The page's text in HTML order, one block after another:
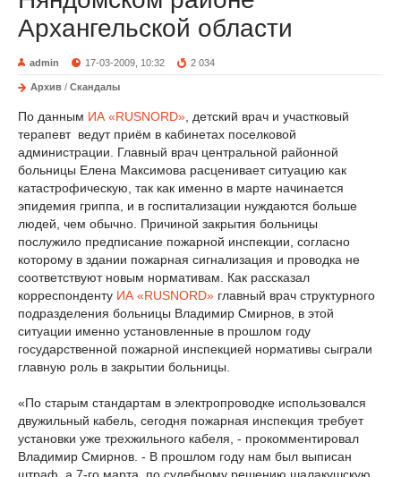
Архангельской области
admin 17-03-2009, 10:32 2 034
Архив / Скандалы
По данным ИА «RUSNORD» , детский врач и участковый
терапевт ведут приём в кабинетах поселковой
администрации. Главный врач центральной районной
больницы Елена Максимова расценивает ситуацию как
катастрофическую, так как именно в марте начинается
эпидемия гриппа, и в госпитализации нуждаются больше
людей, чем обычно. Причиной закрытия больницы
послужило предписание пожарной инспекции, согласно
которому в здании пожарная сигнализация и проводка не
соответствуют новым нормативам. Как рассказал
корреспонденту ИА «RUSNORD» главный врач структурного
подразделения больницы Владимир Смирнов, в этой
ситуации именно установленные в прошлом году
государственной пожарной инспекцией нормативы сыграли
главную роль в закрытии больницы.
«По старым стандартам в электропроводке использовался
двужильный кабель, сегодня пожарная инспекция требует
установки уже трехжильного кабеля, - прокомментировал
Владимир Смирнов. - В прошлом году нам был выписан